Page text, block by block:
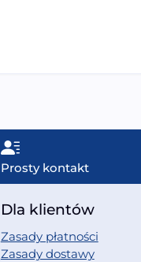
Prosty kontakt
Dla klientów
Zasady płatności
Zasady dostawy